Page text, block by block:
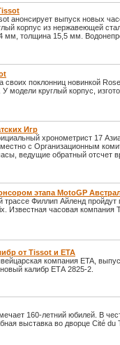
анонсирует выпуск новых
корпус из нержавеющей
мм, толщина 15,5 мм.
поклонниц новинкой
модели круглый корпус,
Игр
хронометрист 17
с Организационным
ведущие обратный отсчет
этапа MotoGP
трассе Филлип Айленд пройдут
Известная часовая компания
от Tissot и ETA
компания ETA,
калибр ЕТА 2825-2.
160-летний юбилей. В
выставка во дворце Cité du